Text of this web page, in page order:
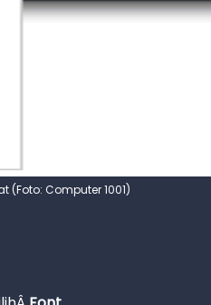
(Foto: Computer 1001)